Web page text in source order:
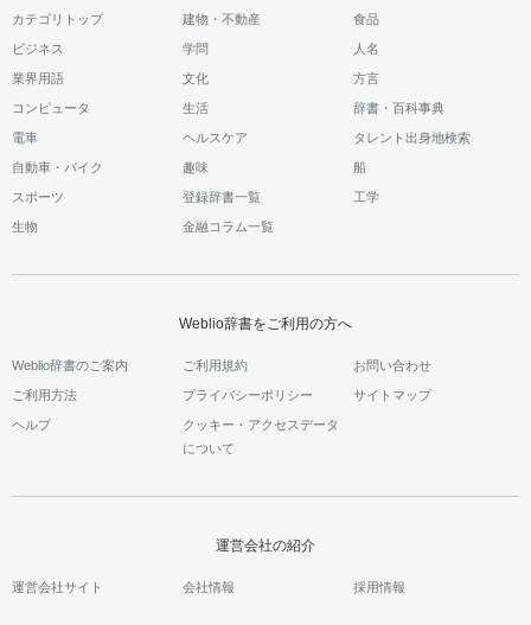
カテゴリトップ 建物・不動産 食品
ビジネス 学問 人名
業界用語 文化 方言
コンピュータ 生活 辞書・百科事典
電車 ヘルスケア タレント出身地検索
自動車・バイク 趣味 船
スポーツ 登録辞書一覧 工学
生物 金融コラム一覧
Weblio辞書をご利用の方へ
Weblio辞書のご案内 ご利用規約 お問い合わせ
ご利用方法 プライバシーポリシー サイトマップ
ヘルプ
クッキー・アクセスデータ
について
運営会社の紹介
運営会社サイト 会社情報 採用情報